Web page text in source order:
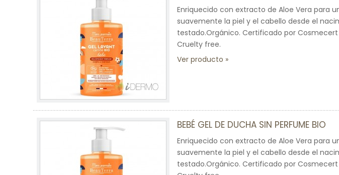
Enriquecido con extracto de Aloe Vera para
suavemente la piel y el cabello desde el
testado.Orgánico. Certificado por
Cruelty free.
Ver producto
BEBÉ GEL DE DUCHA SIN PERFUME BIO
Enriquecido con extracto de Aloe Vera para
suavemente la piel y el cabello desde el
testado.Orgánico. Certificado por